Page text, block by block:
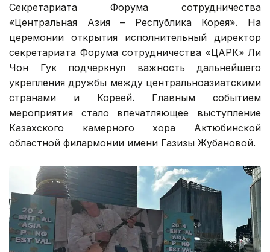
Секретариата Форума сотрудничества
«Центральная Азия – Республика Корея». На
церемонии открытия исполнительный директор
секретариата Форума сотрудничества «ЦАРК» Ли
Чон Гук подчеркнул важность дальнейшего
укрепления дружбы между центральноазиатскими
странами и Кореей. Главным событием
мероприятия стало впечатляющее выступление
Казахского камерного хора Актюбинской
областной филармонии имени Газизы Жубановой.